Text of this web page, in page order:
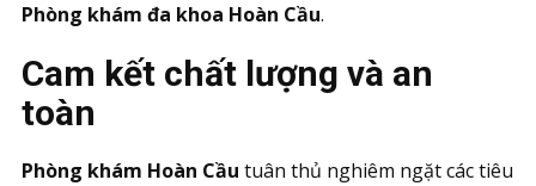
Phòng khám đa khoa Hoàn Cầu.
Cam kết chất lượng và an
toàn
Phòng khám Hoàn Cầu tuân thủ nghiêm ngặt các tiêu